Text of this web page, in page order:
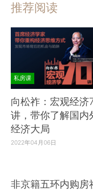
推荐阅读
私房课
向松祚：宏观经济
讲，带你了解国内
经济大局
2022年04月06日
非京籍五环内购房